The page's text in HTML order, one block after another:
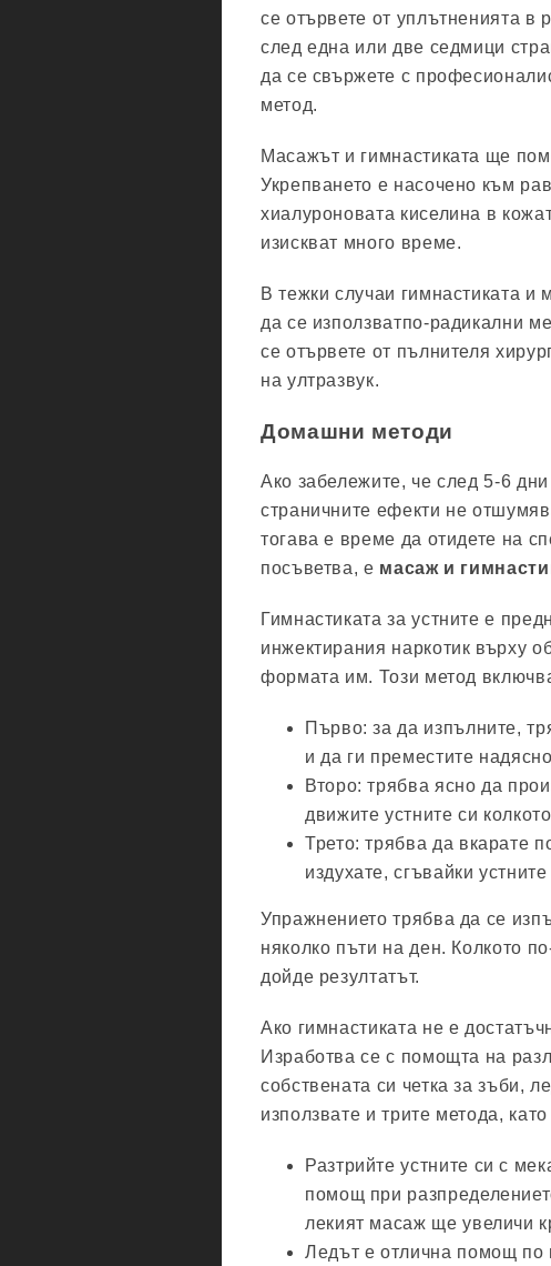
се отървете от уплътненията в
след една или две седмици
да се свържете с
метод.
Масажът и гимнастиката ще
Укрепването е насочено към
хиалуроновата киселина в
изискват много време.
В тежки случаи гимнастиката и
да се използватпо-радикални
се отървете от пълнителя
на ултразвук.
Домашни методи
Ако забележите, че след 5-6
страничните ефекти не
тогава е време да отидете на
посъветва, е масаж и
Гимнастиката за устните е
инжектирания наркотик върху
формата им. Този метод
Първо: за да изпълните,
и да ги преместите
Второ: трябва ясно да
движите устните си
Трето: трябва да вкарате
издухате, сгъвайки
Упражнението трябва да се
няколко пъти на ден. Колкото
дойде резултатът.
Ако гимнастиката не е
Изработва се с помощта на
собствената си четка за зъби,
използвате и трите метода,
Разтрийте устните си с
помощ при
лекият масаж ще увеличи
Ледът е отлична помощ по